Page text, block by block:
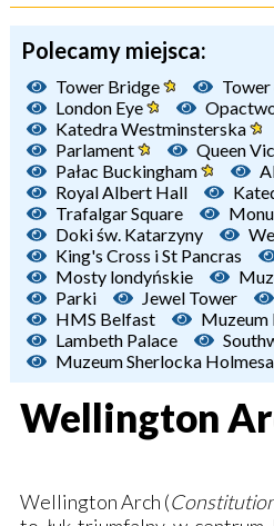
Polecamy miejsca:
Tower Bridge
London Eye
Katedra Westminsterska
Parlament
Queen
Pałac Buckingham
Royal Albert Hall
Trafalgar Square
Doki św. Katarzyny
King's Cross i St Pancras
Mosty londyńskie
Parki
Jewel Tower
HMS Belfast
Muzeum
Lambeth Palace
Muzeum Sherlocka Holmesa
Wellington
Wellington Arch (